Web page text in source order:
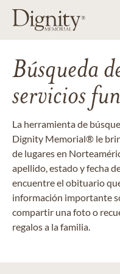
Búsqueda
servicios
La herramienta de
Dignity Memorial® le
de lugares en
apellido, estado y fecha
encuentre el obituario
información importante
compartir una foto o
regalos a la familia.